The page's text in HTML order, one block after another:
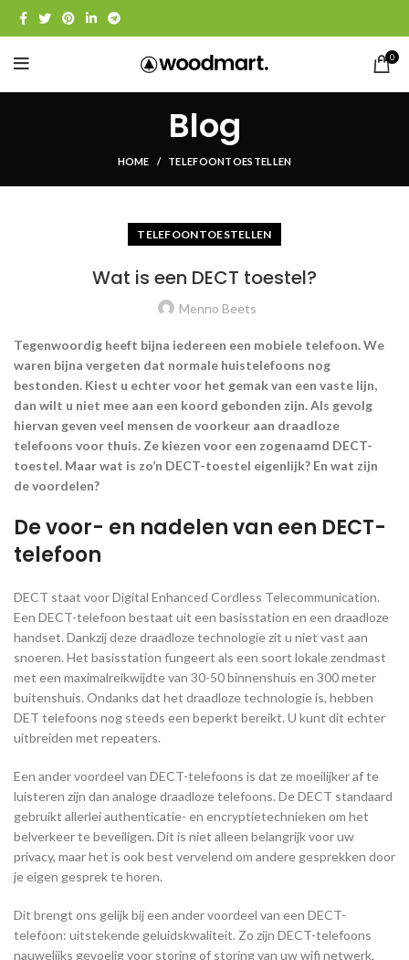
0
Blog
HOME TELEFOONTOESTELLEN
TELEFOONTOESTELLEN
Wat is een DECT toestel?
Menno Beets
Tegenwoordig heeft bijna iedereen een mobiele telefoon. We
waren bijna vergeten dat normale huistelefoons nog
bestonden. Kiest u echter voor het gemak van een vaste lijn,
dan wilt u niet mee aan een koord gebonden zijn. Als gevolg
hiervan geven veel mensen de voorkeur aan draadloze
telefoons voor thuis. Ze kiezen voor een zogenaamd DECT-
toestel. Maar wat is zo’n DECT-toestel eigenlijk? En wat zijn
de voordelen?
De voor- en nadelen van een DECT-
telefoon
DECT staat voor Digital Enhanced Cordless Telecommunication.
Een DECT-telefoon bestaat uit een basisstation en een draadloze
handset. Dankzij deze draadloze technologie zit u niet vast aan
snoeren. Het basisstation fungeert als een soort lokale zendmast
met een maximalreikwijdte van 30-50 binnenshuis en 300 meter
buitenshuis. Ondanks dat het draadloze technologie is, hebben
DET telefoons nog steeds een beperkt bereikt. U kunt dit echter
uitbreiden met repeaters.
Een ander voordeel van DECT-telefoons is dat ze moeilijker af te
luisteren zijn dan analoge draadloze telefoons. De DECT standaard
gebruikt allerlei authenticatie- en encryptietechnieken om het
belverkeer te beveiligen. Dit is niet alleen belangrijk voor uw
privacy, maar het is ook best vervelend om andere gesprekken door
je eigen gesprek te horen.
Dit brengt ons gelijk bij een ander voordeel van een DECT-
telefoon: uitstekende geluidskwaliteit. Zo zijn DECT-telefoons
nauwelijks gevoelig voor storing of storing van uw wifi netwerk.